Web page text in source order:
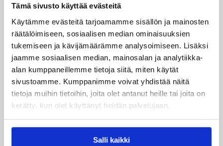
Tämä sivusto käyttää evästeitä
Käytämme evästeitä tarjoamamme sisällön ja mainosten
räätälöimiseen, sosiaalisen median ominaisuuksien
tukemiseen ja kävijämäärämme analysoimiseen. Lisäksi
jaamme sosiaalisen median, mainosalan ja analytiikka-
alan kumppaneillemme tietoja siitä, miten käytät
sivustoamme. Kumppanimme voivat yhdistää näitä
tietoja muihin tietoihin, joita olet antanut heille tai joita on
kerätty, kun olet käyttänyt heidän palvelujaan.
Salli kaikki
Nuorten PM-kilpailut 05.08.2026 20:08